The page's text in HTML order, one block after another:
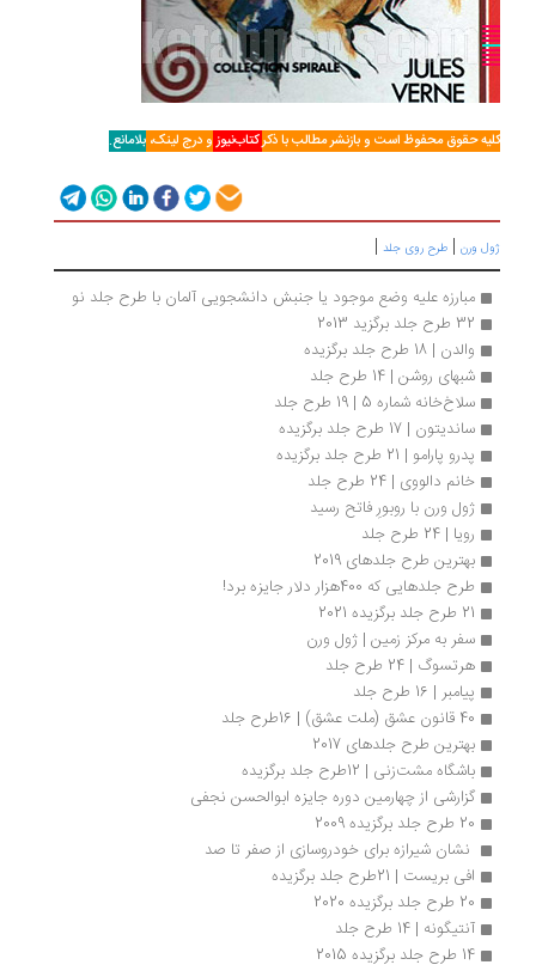
کلیه حقوق محفوظ است و بازنشر مطالب با ذکرکتاب‌نیوزو درج لینک، بلامانع.
ژول ورن | طرح روی جلد |
مبارزه علیه وضع موجود یا جنبش دانشجویی آلمان با طرح جلد نو
32 طرح جلد برگزید 2013
والدن | 18 طرح جلد برگزیده
شبهای روشن | 14 طرح جلد
سلاخ‌­خانه شماره 5 | 19 طرح جلد
ساندیتون | 17 طرح جلد برگزیده
پدرو پارامو | 21 طرح جلد برگزیده
خانم دالووی | 24 طرح جلد
ژول‌ ورن با روبورِ فاتح رسید
رویا | 24 طرح جلد
بهترین طرح جلدهای 2019
طرح جلدهایی که 400هزار دلار جایزه برد!
21 طرح جلد برگزیده 2021
سفر به مرکز زمین | ژول ورن
هرتسوگ | 24 طرح جلد
پیامبر | 16 طرح جلد
40 قانون عشق (ملت عشق) | 16طرح جلد
بهترین طرح جلدهای 2017
باشگاه مشت‌زنی | 12طرح جلد برگزیده
گزارشی از چهارمین دوره جایزه ابوالحسن نجفی
20 طرح جلد برگزیده 2009
نشان شیرازه برای خودروسازی از صفر تا صد
افی بریست | 21طرح جلد برگزیده
20 طرح جلد برگزیده 2020
آنتیگونه | 14 طرح جلد
14 طرح جلد برگزیده 2015